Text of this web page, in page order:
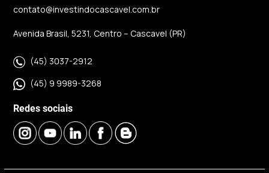
contato@investindocascavel.com.br
Avenida Brasil, 5231, Centro – Cascavel (PR)
(45) 3037-2912
(45) 9 9989-3268
Redes sociais